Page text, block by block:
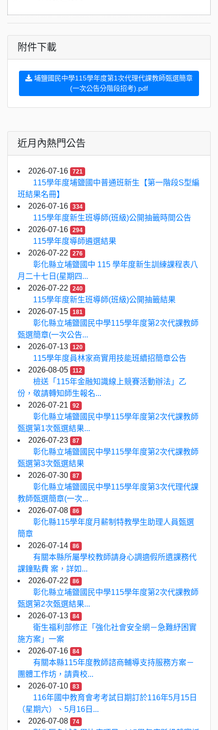
附件下載
埔鹽國民中學115學年度第1次代理代課教師甄選簡章
(一次公告分階段招考).pdf
近月內熱門公告
2026-07-16 721
115學年度埔鹽國中普通班新生【第一階段S型編
班結果名冊】
2026-07-16
334
115學年度新生班導師(班級)公開抽籤時間公告
2026-07-16
294
115學年度導師遴選結果
2026-07-22
276
彰化縣立埔鹽國中 115 學年度新生訓練課程表八
月二十七日(星期四...
2026-07-22
240
115學年度新生班導師(班級)公開抽籤結果
2026-07-15
181
彰化縣立埔鹽國民中學115學年度第2次代課教師
甄選簡章(一次公告...
2026-07-13
120
115學年度員林家商實用技能班續招簡章公告
2026-08-05
112
檢送「115年金融知識線上競賽活動辦法」乙
份，敬請轉知師生報名...
2026-07-21
92
彰化縣立埔鹽國民中學115學年度第2次代課教師
甄選第1次甄選結果...
2026-07-23
87
彰化縣立埔鹽國民中學115學年度第2次代課教師
甄選第3次甄選結果
2026-07-30
87
彰化縣立埔鹽國民中學115學年度第3次代理代課
教師甄選簡章(一次...
2026-07-08
86
彰化縣115學年度月薪制特教學生助理人員甄選
簡章
2026-07-14
86
有關本縣所屬學校教師請身心調適假所遺課務代
課鐘點費 案，詳如...
2026-07-22
86
彰化縣立埔鹽國民中學115學年度第2次代課教師
甄選第2次甄選結果...
2026-07-13
84
衛生福利部修正「強化社會安全網－急難紓困實
施方案」一案
2026-07-16
84
有關本縣115年度教師諮商輔導支持服務方案－
團體工作坊，請貴校...
2026-07-10
83
116年國中教育會考考試日期訂於116年5月15日
（星期六）、5月16日...
2026-07-08
74